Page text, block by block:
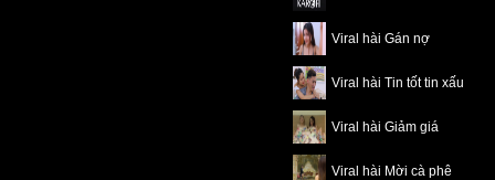
Viral hài Gán nợ
Viral hài Tin tốt tin xấu
Viral hài Giảm giá
Viral hài Mời cà phê